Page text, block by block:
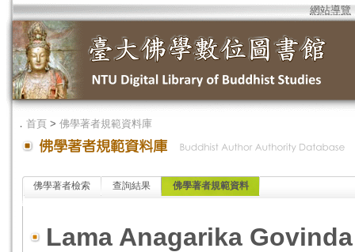
網站導覽
． 首頁 > 佛學著者規範資料庫
佛學著者檢索 查詢結果 佛學著者規範資料
Lama Anagarika Govinda